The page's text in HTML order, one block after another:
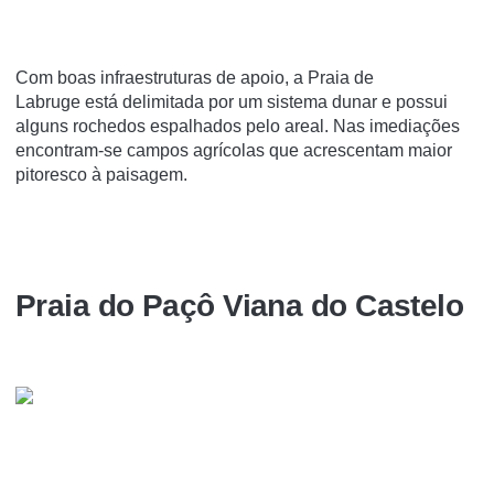
Com boas infraestruturas de apoio, a Praia de
Labruge está delimitada por um sistema dunar e possui
alguns rochedos espalhados pelo areal. Nas imediações
encontram-se campos agrícolas que acrescentam maior
pitoresco à paisagem.
Praia do Paçô Viana do Castelo